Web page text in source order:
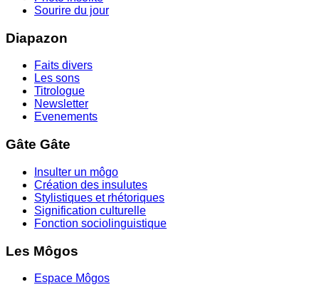
Sourire du jour
Diapazon
Faits divers
Les sons
Titrologue
Newsletter
Evenements
Gâte Gâte
Insulter un môgo
Création des insulutes
Stylistiques et rhétoriques
Signification culturelle
Fonction sociolinguistique
Les Môgos
Espace Môgos